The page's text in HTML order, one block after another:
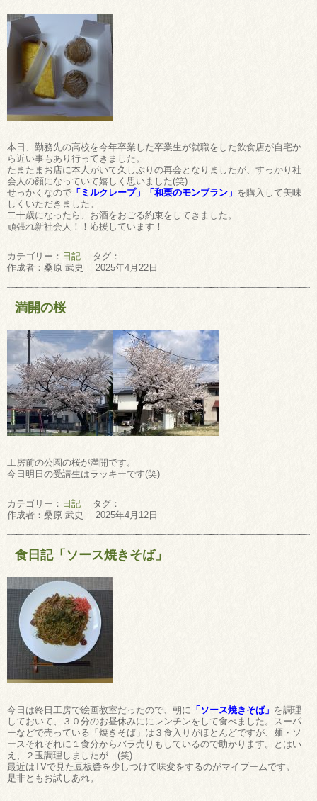
本日、勤務先の高校を今年卒業した卒業生が就職をした飲食店が自宅か
ら近い事もあり行ってきました。
たまたまお店に本人がいて久しぶりの再会となりましたが、すっかり社
会人の顔になっていて嬉しく思いました(笑)
せっかくなので 「ミルクレープ」「和栗のモンブラン」 を購入して美味
しくいただきました。
二十歳になったら、お酒をおごる約束をしてきました。
頑張れ新社会人！！応援しています！
カテゴリー： 日記 ｜タグ：
作成者：桑原 武史 ｜2025年4月22日
満開の桜
工房前の公園の桜が満開です。
今日明日の受講生はラッキーです(笑)
カテゴリー： 日記 ｜タグ：
作成者：桑原 武史 ｜2025年4月12日
食日記「ソース焼きそば」
今日は終日工房で絵画教室だったので、朝に 「ソース焼きそば」 を調理
しておいて、３０分のお昼休みににレンチンをして食べました。スーパ
ーなどで売っている「焼きそば」は３食入りがほとんどですが、麺・ソ
ースそれぞれに１食分からバラ売りもしているので助かります。とはい
え、２玉調理しましたが…(笑)
最近はTVで見た豆板醬を少しつけて味変をするのがマイブームです。
是非ともお試しあれ。